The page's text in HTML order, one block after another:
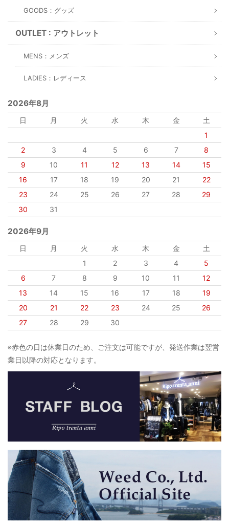
GOODS：グッズ
OUTLET : アウトレット
MENS：メンズ
LADIES：レディース
2026年8月
日 月 火 水 木 金
土
1
2
3 4 5 6 7
8
9
10 11 12 13 14
15
16
17 18 19 20 21
22
23
24 25 26 27 28
29
30
31
2026年9月
日 月 火 水 木 金
土
1
2 3 4
5
6
7 8 9 10 11
12
13
14 15 16 17 18
19
20
21 22 23 24 25
26
27
28 29 30
※赤色の日は休業日のため、ご注文は可能ですが、発送作業は翌営
業日以降の対応となります。